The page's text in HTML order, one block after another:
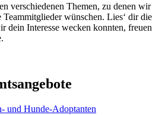
verschiedenen Themen, zu denen wir
Teammitglieder wünschen. Lies‘ dir die
dein Interesse wecken konnten, freuen
und Hunde-Adoptanten